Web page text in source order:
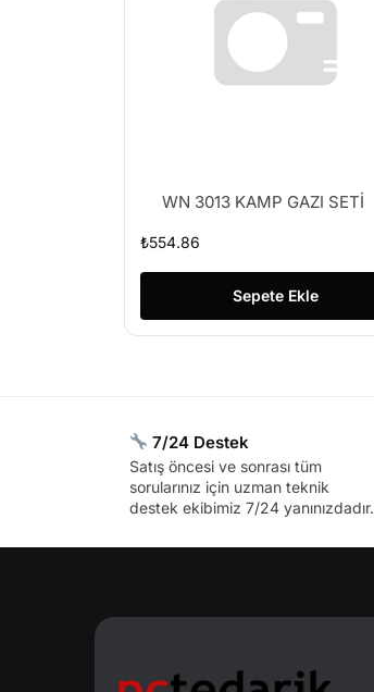
WN 3013 KAMP GAZI SETİ
₺554.86
Sepete Ekle
7/24 Destek
Satış öncesi ve sonrası tüm
sorularınız için uzman teknik
destek ekibimiz 7/24 yanınızdadır.